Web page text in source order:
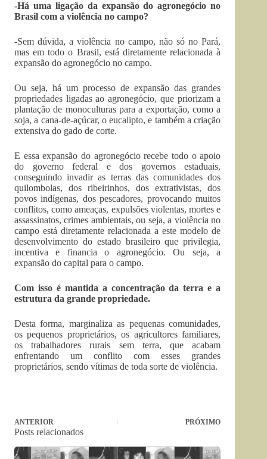
-Há uma ligação da expansão do agronegócio no
Brasil com a violência no campo?
-Sem dúvida, a violência no campo, não só no Pará,
mas em todo o Brasil, está diretamente relacionada à
expansão do agronegócio no campo.
Ou seja, há um processo de expansão das grandes
propriedades ligadas ao agronegócio, que priorizam a
plantação de monoculturas para a exportação, como a
soja, a cana-de-açúcar, o eucalipto, e também a criação
extensiva do gado de corte.
E essa expansão do agronegócio recebe todo o apoio
do governo federal e dos governos estaduais,
conseguindo invadir as terras das comunidades dos
quilombolas, dos ribeirinhos, dos extrativistas, dos
povos indígenas, dos pescadores, provocando muitos
conflitos, como ameaças, expulsões violentas, mortes e
assassinatos, crimes ambientais, ou seja, a violência no
campo está diretamente relacionada a este modelo de
desenvolvimento do estado brasileiro que privilegia,
incentiva e financia o agronegócio. Ou seja, a
expansão do capital para o campo.
Com isso é mantida a concentração da terra e a
estrutura da grande propriedade.
Desta forma, marginaliza as pequenas comunidades,
os pequenos proprietários, os agricultores familiares,
os trabalhadores rurais sem terra, que acabam
enfrentando um conflito com esses grandes
proprietários, sendo vítimas de toda sorte de violência.
ANTERIOR PRÓXIMO
Posts relacionados